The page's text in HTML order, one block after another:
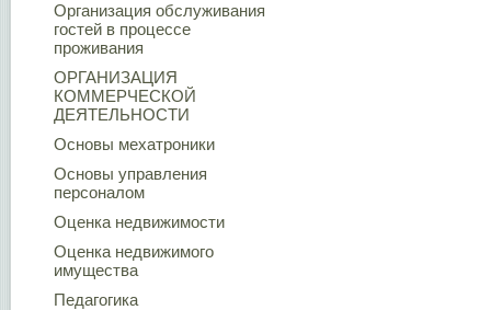
Организация обслуживания
гостей в процессе
проживания
ОРГАНИЗАЦИЯ
КОММЕРЧЕСКОЙ
ДЕЯТЕЛЬНОСТИ
Основы мехатроники
Основы управления
персоналом
Оценка недвижимости
Оценка недвижимого
имущества
Педагогика